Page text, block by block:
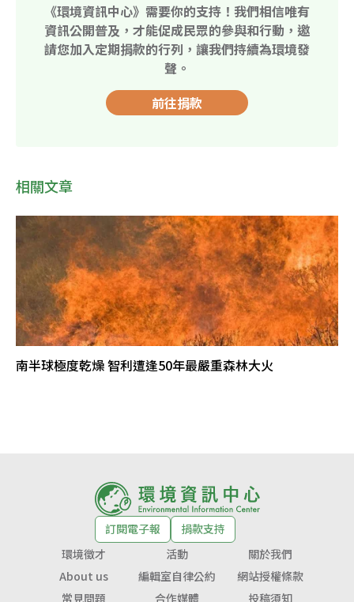
《環境資訊中心》需要你的支持！我們相信唯有
資訊公開普及，才能促成民眾的參與和行動，邀
請您加入定期捐款的行列，讓我們持續為環境發
聲。
前往捐款
相關文章
南半球極度乾燥 智利遭逢50年最嚴重森林大火
訂閱電子報
捐款支持
環境徵才
活動
關於我們
About us
編輯室自律公約
網站授權條款
常見問題
合作媒體 投稿須知